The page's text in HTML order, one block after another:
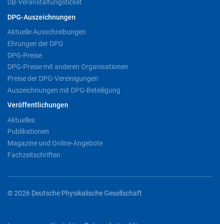
DB-Veranstaltungsticket
DPG-Auszeichnungen
Aktuelle Ausschreibungen
Ehrungen der DPG
DPG-Preise
DPG-Preise mit anderen Organisationen
Preise der DPG-Vereinigungen
Auszeichnungen mit DPG-Beteiligung
Veröffentlichungen
Aktuelles
Publikationen
Magazine und Online-Angebote
Fachzeitschriften
© 2026 Deutsche Physikalische Gesellschaft